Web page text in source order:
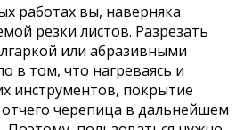
работах вы, наверняка
резки листов. Разрезать
или абразивными
в том, что нагреваясь и
инструментов, покрытие
черепица в дальнейшем